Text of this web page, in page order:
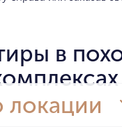
в
локации